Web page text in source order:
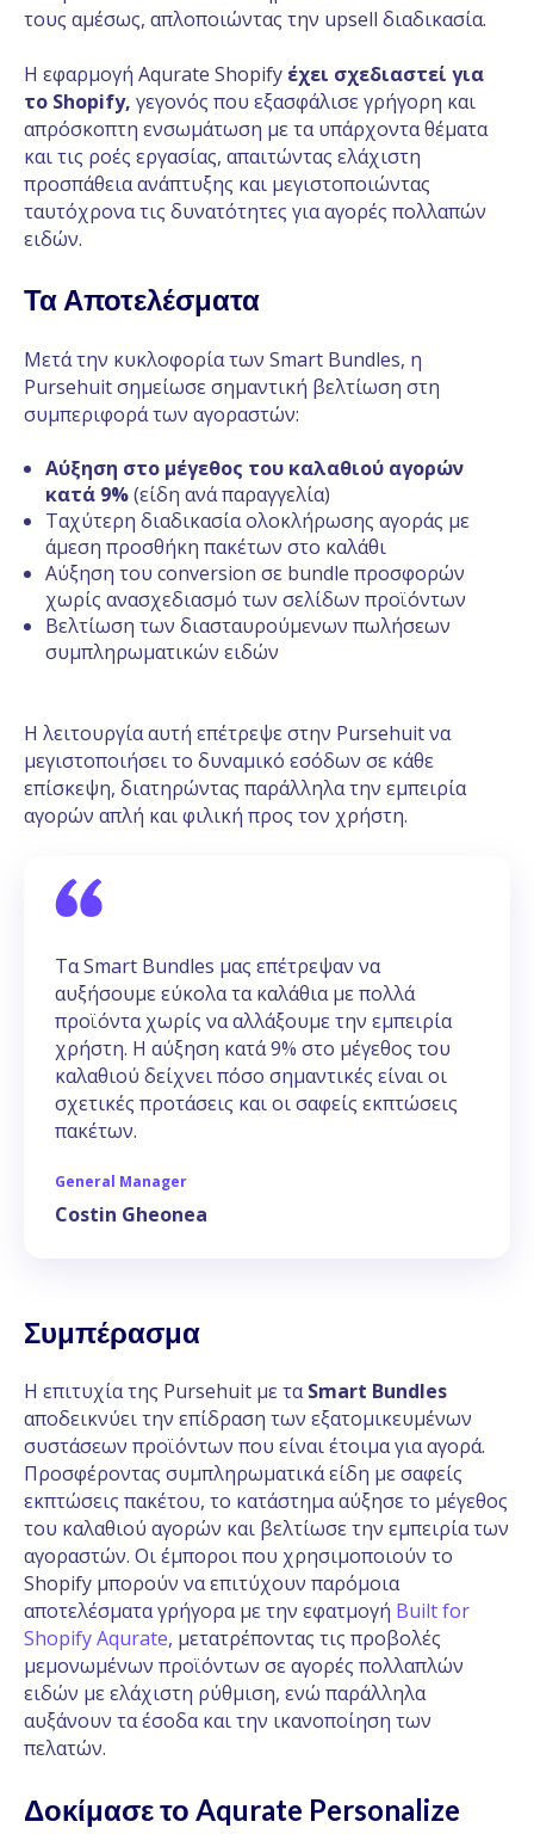
τους αμέσως, απλοποιώντας την upsell διαδικασία.
Η εφαρμογή Aqurate Shopify έχει σχεδιαστεί για
το Shopify, γεγονός που εξασφάλισε γρήγορη και
απρόσκοπτη ενσωμάτωση με τα υπάρχοντα θέματα
και τις ροές εργασίας, απαιτώντας ελάχιστη
προσπάθεια ανάπτυξης και μεγιστοποιώντας
ταυτόχρονα τις δυνατότητες για αγορές πολλαπών
ειδών.
Τα Αποτελέσματα
Μετά την κυκλοφορία των Smart Bundles, η
Pursehuit σημείωσε σημαντική βελτίωση στη
συμπεριφορά των αγοραστών:
Αύξηση στο μέγεθος του καλαθιού αγορών
κατά 9%(είδη ανά παραγγελία)
Ταχύτερη διαδικασία ολοκλήρωσης αγοράς με
άμεση προσθήκη πακέτων στο καλάθι
Αύξηση του conversion σε bundle προσφορών
χωρίς ανασχεδιασμό των σελίδων προϊόντων
Βελτίωση των διασταυρούμενων πωλήσεων
συμπληρωματικών ειδών
Η λειτουργία αυτή επέτρεψε στην Pursehuit να
μεγιστοποιήσει το δυναμικό εσόδων σε κάθε
επίσκεψη, διατηρώντας παράλληλα την εμπειρία
αγορών απλή και φιλική προς τον χρήστη.
Τα Smart Bundles μας επέτρεψαν να
αυξήσουμε εύκολα τα καλάθια με πολλά
προϊόντα χωρίς να αλλάξουμε την εμπειρία
χρήστη. Η αύξηση κατά 9% στο μέγεθος του
καλαθιού δείχνει πόσο σημαντικές είναι οι
σχετικές προτάσεις και οι σαφείς εκπτώσεις
πακέτων.
General Manager
Costin Gheonea
Συμπέρασμα
Η επιτυχία της Pursehuit με ταSmart Bundles
αποδεικνύει την επίδραση των εξατομικευμένων
συστάσεων προϊόντων που είναι έτοιμα για αγορά.
Προσφέροντας συμπληρωματικά είδη με σαφείς
εκπτώσεις πακέτου, το κατάστημα αύξησε το μέγεθος
του καλαθιού αγορών και βελτίωσε την εμπειρία των
αγοραστών. Οι έμποροι που χρησιμοποιούν το
Shopify μπορούν να επιτύχουν παρόμοια
αποτελέσματα γρήγορα με την εφατμογή Built for
Shopify Aqurate, μετατρέποντας τις προβολές
μεμονωμένων προϊόντων σε αγορές πολλαπλών
ειδών με ελάχιστη ρύθμιση, ενώ παράλληλα
αυξάνουν τα έσοδα και την ικανοποίηση των
πελατών.
Δοκίμασε το Aqurate Personalize